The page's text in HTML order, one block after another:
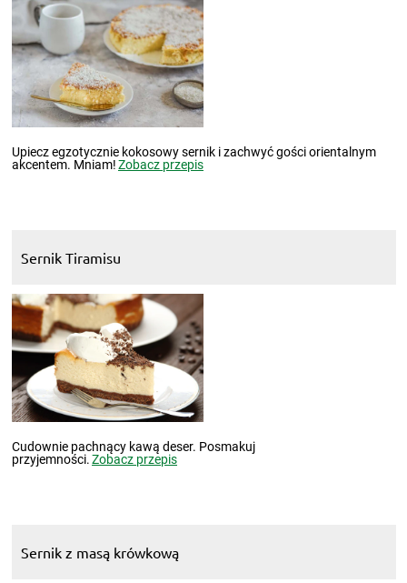
Upiecz egzotycznie kokosowy sernik i zachwyć gości orientalnym
akcentem. Mniam!Zobacz przepis
Sernik Tiramisu
Cudownie pachnący kawą deser. Posmakuj
przyjemności.Zobacz przepis
Sernik z masą krówkową